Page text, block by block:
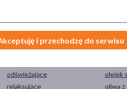
myjące
odświeżające
relaksujące
masło
olejek
oliwa
i przechodzę do serwisu